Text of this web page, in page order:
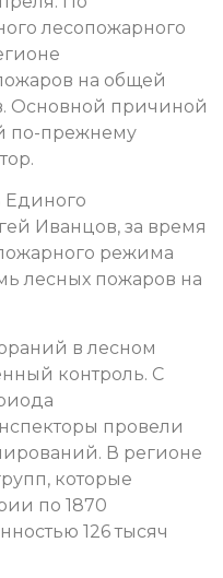
лесопожарного
на общей
Основной причиной
по-прежнему
Единого
Иванцов, за время
режима
лесных пожаров на
в лесном
контроль. С
провели
В регионе
которые
по 1870
126 тысяч